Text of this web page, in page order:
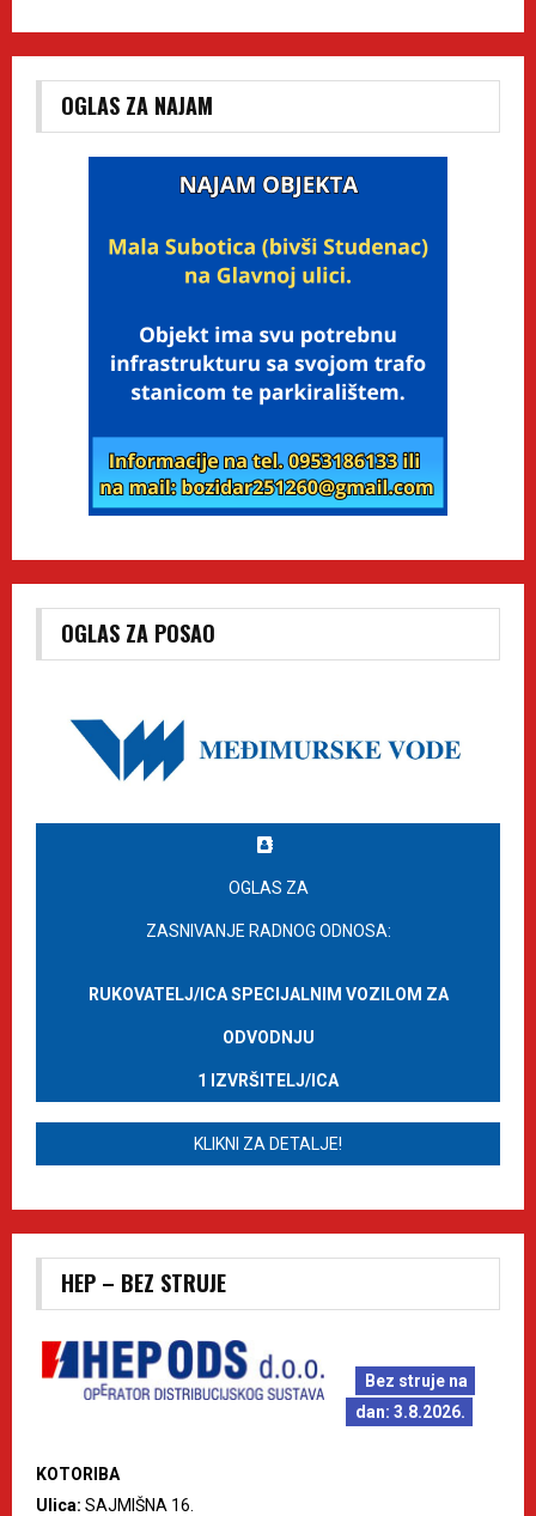
OGLAS ZA NAJAM
OGLAS ZA POSAO
OGLAS ZA
ZASNIVANJE RADNOG ODNOSA:
RUKOVATELJ/ICA SPECIJALNIM VOZILOM ZA
ODVODNJU
1 IZVRŠITELJ/ICA
KLIKNI ZA DETALJE!
HEP – BEZ STRUJE
Bez struje na
dan: 3.8.2026.
KOTORIBA
Ulica: SAJMIŠNA 16.